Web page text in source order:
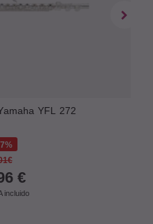
YFL 272
€
incluido